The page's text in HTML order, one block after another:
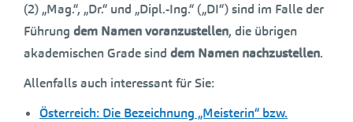
(2) „Mag.“, „Dr.“ und „Dipl.-Ing.“ („DI“) sind im Falle der
Führung dem Namen voranzustellen, die übrigen
akademischen Grade sind dem Namen nachzustellen.
Allenfalls auch interessant für Sie:
Österreich: Die Bezeichnung „Meisterin“ bzw.